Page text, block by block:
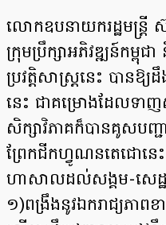
លោកឧបនាយករដ្ឋមន្ត្
ក្រុមប្រឹក្សាអភិវឌ្ឍន៍កម្ពុជ
ប្រវត្តិសាស្ត្រនេះ បាន
នេះ ជាគម្រោងដែលទាញ
សិក្សាវិភាគក៏បានគូសបញ្
ព្រែកជីកហ្វូណនតេជោនេ
ហាសាលដល់សង្គម-សេដ្ឋកិ
១)ពង្រឹងនូវឯករាជ្យភា